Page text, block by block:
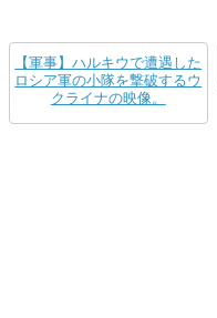
【軍事】ハルキウで遭遇した
ロシア軍の小隊を撃破するウ
クライナの映像。